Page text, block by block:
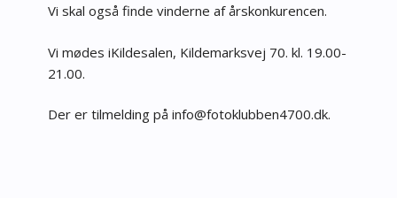
Vi skal også finde vinderne af årskonkurencen.
Vi mødes iKildesalen, Kildemarksvej 70. kl. 19.00-
21.00.
Der er tilmelding på kd.00
74neb
bulko
tof@o
fni .